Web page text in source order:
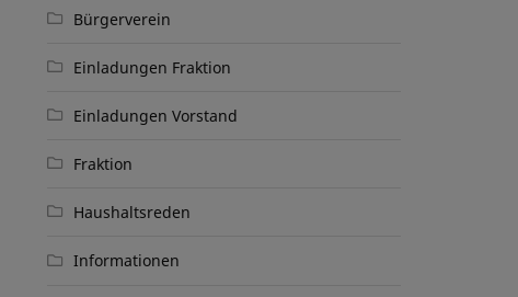
Bürgerverein
Einladungen Fraktion
Einladungen Vorstand
Fraktion
Haushaltsreden
Informationen